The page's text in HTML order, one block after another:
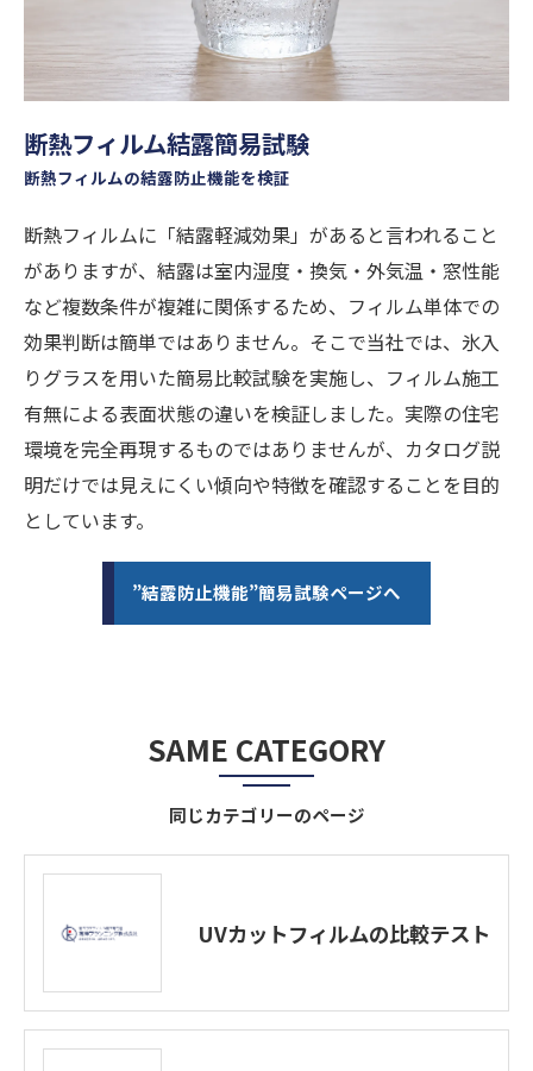
断熱フィルム結露簡易試験
断熱フィルムの結露防止機能を検証
断熱フィルムに「結露軽減効果」があると言われること
がありますが、結露は室内湿度・換気・外気温・窓性能
など複数条件が複雑に関係するため、フィルム単体での
効果判断は簡単ではありません。そこで当社では、氷入
りグラスを用いた簡易比較試験を実施し、フィルム施工
有無による表面状態の違いを検証しました。実際の住宅
環境を完全再現するものではありませんが、カタログ説
明だけでは見えにくい傾向や特徴を確認することを目的
としています。
”結露防止機能”簡易試験ページへ
同じカテゴリーのページ
SAME CATEGORY
UVカットフィルムの比較テスト